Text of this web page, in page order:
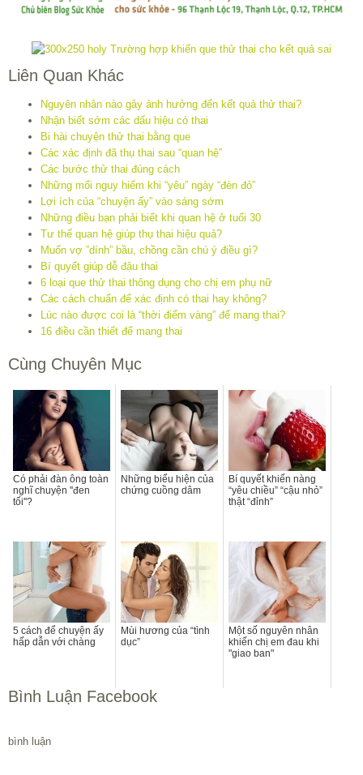
Liên Quan Khác
Nguyên nhân nào gây ảnh hưởng đến kết quả thử thai?
Nhận biết sớm các dấu hiệu có thai
Bi hài chuyện thử thai bằng que
Các xác định đã thụ thai sau “quan hệ”
Các bước thử thai đúng cách
Những mối nguy hiểm khi “yêu” ngày “đèn đỏ”
Lợi ích của “chuyện ấy” vào sáng sớm
Những điều bạn phải biết khi quan hệ ở tuổi 30
Tư thế quan hệ giúp thụ thai hiệu quả?
Muốn vợ ”dính” bầu, chồng cần chú ý điều gì?
Bí quyết giúp dễ đậu thai
6 loại que thử thai thông dụng cho chị em phụ nữ
Các cách chuẩn để xác định có thai hay không?
Lúc nào được coi là “thời điểm vàng” để mang thai?
16 điều cần thiết để mang thai
Cùng Chuyên Mục
Có phải đàn ông toàn
nghĩ chuyện ''đen
tối''?
Những biểu hiện của
chứng cuồng dâm
Bí quyết khiến nàng
“yêu chiều” “cậu nhỏ”
thật “đỉnh”
5 cách để chuyện ấy
hấp dẫn với chàng
Mùi hương của “tình
dục”
Một số nguyên nhân
khiến chị em đau khi
"giao ban"
Bình Luận Facebook
bình luận